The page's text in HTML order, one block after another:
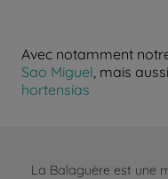
Avec notamment
Sao Miguel , mais
hortensias
La Balaguère est une